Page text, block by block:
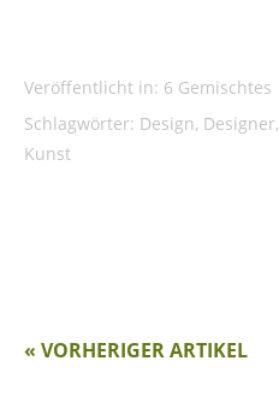
Veröffentlicht in: 6 Gemischtes
Schlagwörter: Design, Designer,
Kunst
« VORHERIGER ARTIKEL